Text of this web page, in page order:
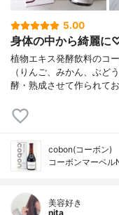
5.00
身体の中から綺麗に
植物エキス発酵飲料のコ
（りんご、みかん、ぶど
酵・熟成させて作られて
cobon(コーボン)
コーボンマーベル
美容好き
nita